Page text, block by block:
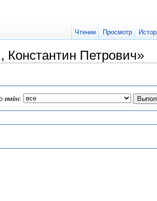
Петрович»
имён:
Чтение Просмотр